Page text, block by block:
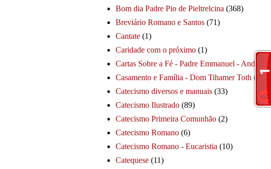
Bom dia Padre Pio de Pieltrelcina (368)
Breviário Romano e Santos (71)
Cantate (1)
Caridade com o próximo (1)
Cartas Sobre a Fé - Padre Emmanuel - André
Casamento e Família - Dom Tihamer Toth (115)
Catecismo diversos e manuais (33)
Catecismo Ilustrado (89)
Catecismo Primeira Comunhão (2)
Catecismo Romano (6)
Catecismo Romano - Eucaristia (10)
Catequese (11)